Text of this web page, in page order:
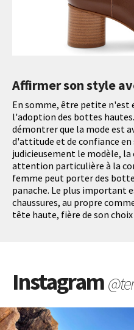
Affirmer son style
En somme, être petite n'est
l'adoption des bottes
démontrer que la mode est
d'attitude et de confiance en
judicieusement le modèle,
attention particulière à la
femme peut porter des
panache. Le plus important
chaussures, au propre
tête haute, fière de son choix
Instagram